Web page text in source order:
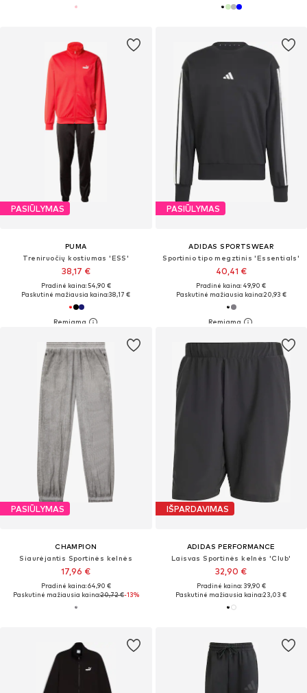
PASIŪLYMAS
PUMA
Treniruočių kostiumas 'ESS'
38,17 €
Pradinė kaina: 54,90 €
Paskutinė mažiausia kaina:38,17 €
PASIŪLYMAS
ADIDAS SPORTSWEAR
Sportinio tipo megztinis 'Essentials'
40,41 €
Pradinė kaina: 49,90 €
Paskutinė mažiausia kaina:20,93 €
PASIŪLYMAS
CHAMPION
Siaurėjantis Sportinės kelnės
17,96 €
Pradinė kaina: 64,90 €
Paskutinė mažiausia kaina:20,72 €-13%
IŠPARDAVIMAS
ADIDAS PERFORMANCE
Laisvas Sportinės kelnės 'Club'
32,90 €
Pradinė kaina: 39,90 €
Paskutinė mažiausia kaina:23,03 €